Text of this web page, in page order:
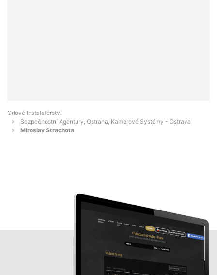
Orlové Instalatérství
Bezpečnostní Agentury, Ostraha, Kamerové Systémy - Ostrava
Miroslav Strachota